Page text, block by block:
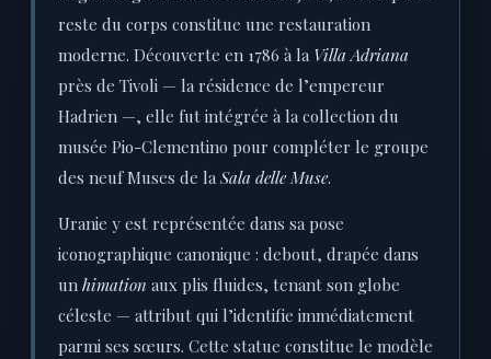
reste du corps constitue une restauration
moderne. Découverte en 1786 à la Villa Adriana
près de Tivoli — la résidence de l’empereur
Hadrien —, elle fut intégrée à la collection du
musée Pio-Clementino pour compléter le groupe
des neuf Muses de la Sala delle Muse.
Uranie y est représentée dans sa pose
iconographique canonique : debout, drapée dans
un himation aux plis fluides, tenant son globe
céleste — attribut qui l’identifie immédiatement
parmi ses sœurs. Cette statue constitue le modèle